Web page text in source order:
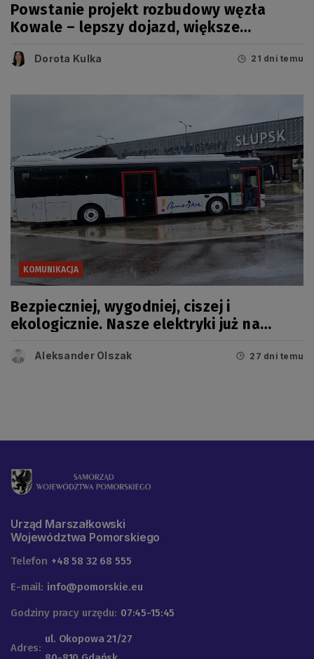
Powstanie projekt rozbudowy węzła
Kowale – lepszy dojazd, większe
Dorota Kulka 21 dni temu
KOMUNIKACJA
Bezpieczniej, wygodniej, ciszej i
ekologicznie. Nasze elektryki już na
Aleksander Olszak 27 dni temu
Urząd Marszałkowski
Województwa Pomorskiego
Telefon +48 58 32 68 555
E-mail: info@pomorskie.eu
Godziny pracy urzędu: 07:45-15:45
Adres:
ul. Okopowa 21/27